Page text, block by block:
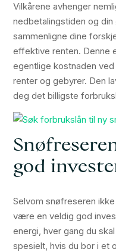
Vilkårene avhenger
nedbetalingstiden og din
sammenligne dine
effektive renten. Denne
egentlige kostnaden
renter og gebyrer. Den
deg det billigste
god
Selvom snøfreseren
være en veldig god
energi, hver gang du
spesielt, hvis du bor i et